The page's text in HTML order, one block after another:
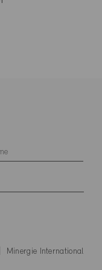
Minergie International